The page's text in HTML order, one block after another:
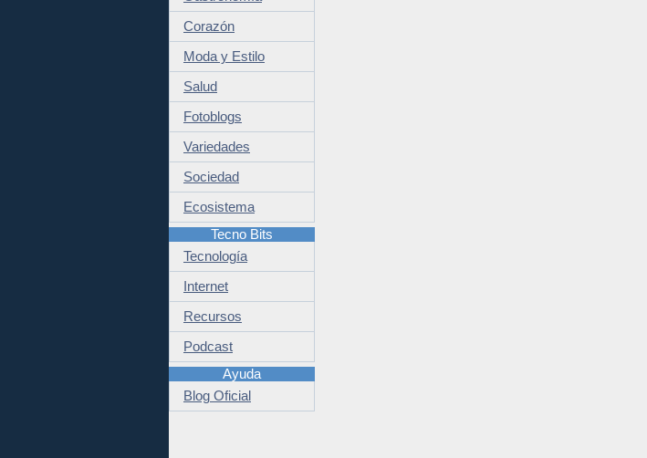
Corazón
Moda y Estilo
Salud
Fotoblogs
Variedades
Sociedad
Ecosistema
Tecno Bits
Tecnología
Internet
Recursos
Podcast
Ayuda
Blog Oficial